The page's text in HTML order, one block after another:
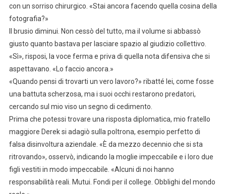
con un sorriso chirurgico. «Stai ancora facendo quella cosina della
fotografia?»
Il brusio diminui. Non cessò del tutto, ma il volume si abbassò
giusto quanto bastava per lasciare spazio al giudizio collettivo.
«Sì», risposi, la voce ferma e priva di quella nota difensiva che si
aspettavano. «Lo faccio ancora.»
«Quando pensi di trovarti un vero lavoro?» ribatté lei, come fosse
una battuta scherzosa, ma i suoi occhi restarono predatori,
cercando sul mio viso un segno di cedimento.
Prima che potessi trovare una risposta diplomatica, mio fratello
maggiore Derek si adagiò sulla poltrona, esempio perfetto di
falsa disinvoltura aziendale. «È da mezzo decennio che si sta
ritrovando», osservò, indicando la moglie impeccabile e i loro due
figli vestiti in modo impeccabile. «Alcuni di noi hanno
responsabilità reali. Mutui. Fondi per il college. Obblighi del mondo